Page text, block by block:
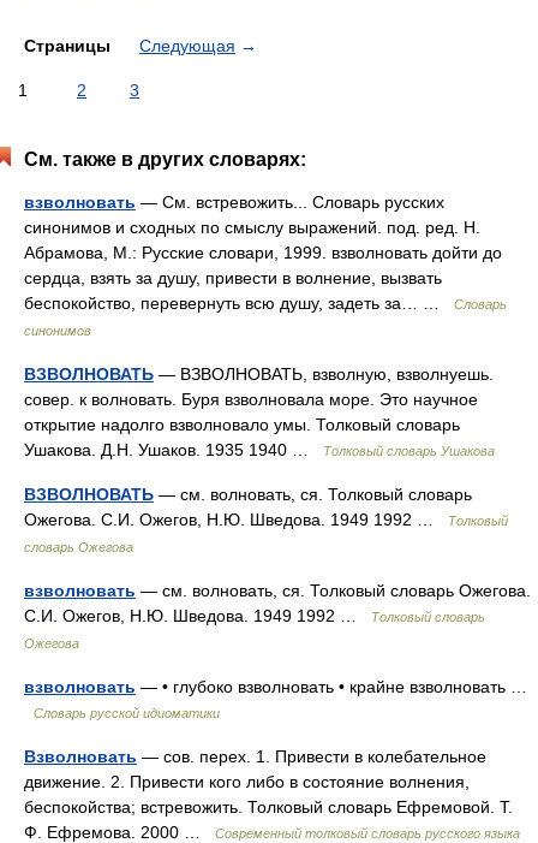
Страницы Следующая →
1 2 3
См. также в других словарях:
взволновать — См. встревожить... Словарь русских
синонимов и сходных по смыслу выражений. под. ред. Н.
Абрамова, М.: Русские словари, 1999. взволновать дойти до
сердца, взять за душу, привести в волнение, вызвать
беспокойство, перевернуть всю душу, задеть за… …
Словарь
синонимов
ВЗВОЛНОВАТЬ — ВЗВОЛНОВАТЬ, взволную, взволнуешь.
совер. к волновать. Буря взволновала море. Это научное
открытие надолго взволновало умы. Толковый словарь
Ушакова. Д.Н. Ушаков. 1935 1940 …
Толковый словарь Ушакова
ВЗВОЛНОВАТЬ — см. волновать, ся. Толковый словарь
Ожегова. С.И. Ожегов, Н.Ю. Шведова. 1949 1992 …
Толковый
словарь Ожегова
взволновать — см. волновать, ся. Толковый словарь Ожегова.
С.И. Ожегов, Н.Ю. Шведова. 1949 1992 …
Толковый словарь
Ожегова
взволновать — • глубоко взволновать • крайне взволновать …
Словарь русской идиоматики
Взволновать — сов. перех. 1. Привести в колебательное
движение. 2. Привести кого либо в состояние волнения,
беспокойства; встревожить. Толковый словарь Ефремовой. Т.
Ф. Ефремова. 2000 …
Современный толковый словарь русского языка